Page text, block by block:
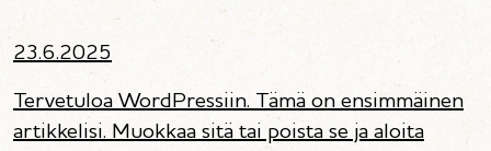
23.6.2025
Tervetuloa WordPressiin. Tämä on ensimmäinen
artikkelisi. Muokkaa sitä tai poista se ja aloita